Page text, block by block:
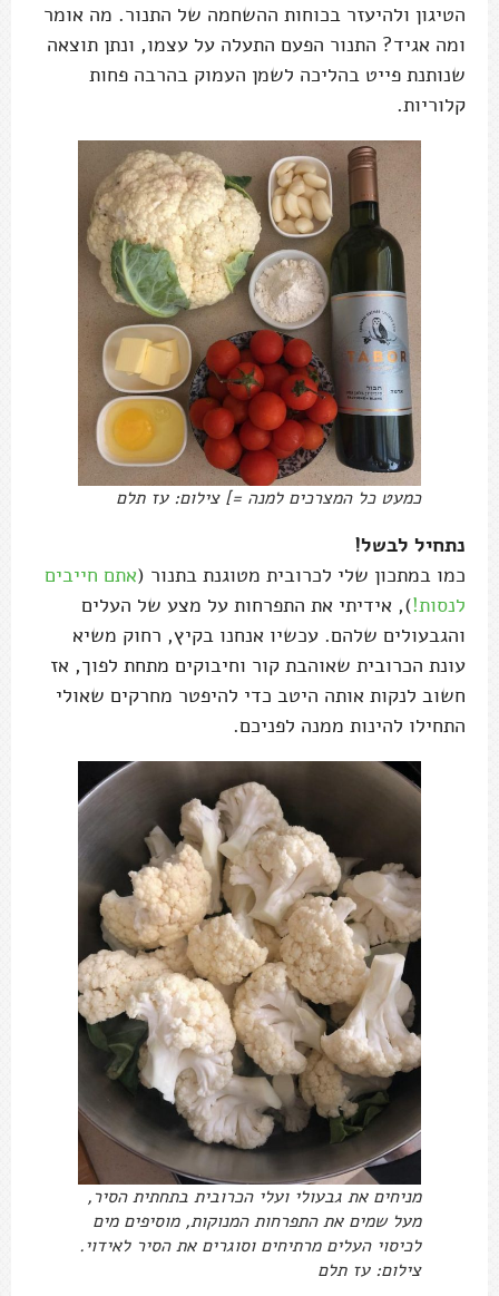
הטיגון ולהיעזר בכוחות ההשחמה של התנור. מה אומר
ומה אגיד? התנור הפעם התעלה על עצמו, ונתן תוצאה
שנותנת פייט בהליכה לשמן העמוק בהרבה פחות
קלוריות.
כמעט כל המצרכים למנה =] צילום: עז תלם
נתחיל לבשל!
כמו במתכון שלי לכרובית מטוגנת בתנור (אתם חייבים
לנסות!), אידיתי את התפרחות על מצע של העלים
והגבעולים שלהם. עכשיו אנחנו בקיץ, רחוק משיא
עונת הכרובית שאוהבת קור וחיבוקים מתחת לפוך, אז
חשוב לנקות אותה היטב כדי להיפטר מחרקים שאולי
התחילו להינות ממנה לפניכם.
מניחים את גבעולי ועלי הכרובית בתחתית הסיר,
מעל שמים את התפרחות המנוקות, מוסיפים מים
לכיסוי העלים מרתיחים וסוגרים את הסיר לאידוי.
צילום: עז תלם